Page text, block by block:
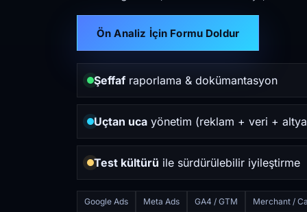
Ön Analiz İçin Formu Doldur
Şeffafraporlama & dokümantasyon
Uçtan uca yönetim (reklam + veri +
Test kültürü ile sürdürülebilir iyileştirme
Google Ads Meta Ads GA4 / GTM Merchant /